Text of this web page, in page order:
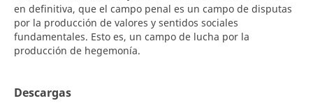
en definitiva, que el campo penal es un campo de disputas
por la producción de valores y sentidos sociales
fundamentales. Esto es, un campo de lucha por la
producción de hegemonía.
Descargas